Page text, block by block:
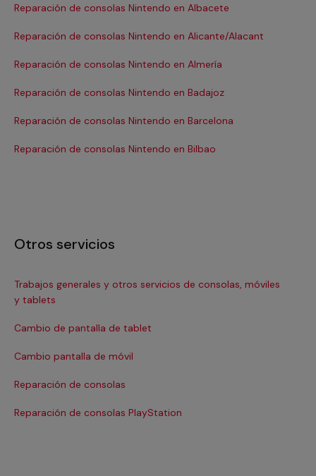
Reparación de consolas Nintendo en Albacete
Reparación de consolas Nintendo en Alicante/Alacant
Reparación de consolas Nintendo en Almería
Reparación de consolas Nintendo en Badajoz
Reparación de consolas Nintendo en Barcelona
Reparación de consolas Nintendo en Bilbao
Otros servicios
Trabajos generales y otros servicios de consolas, móviles
y tablets
Cambio de pantalla de tablet
Cambio pantalla de móvil
Reparación de consolas
Reparación de consolas PlayStation